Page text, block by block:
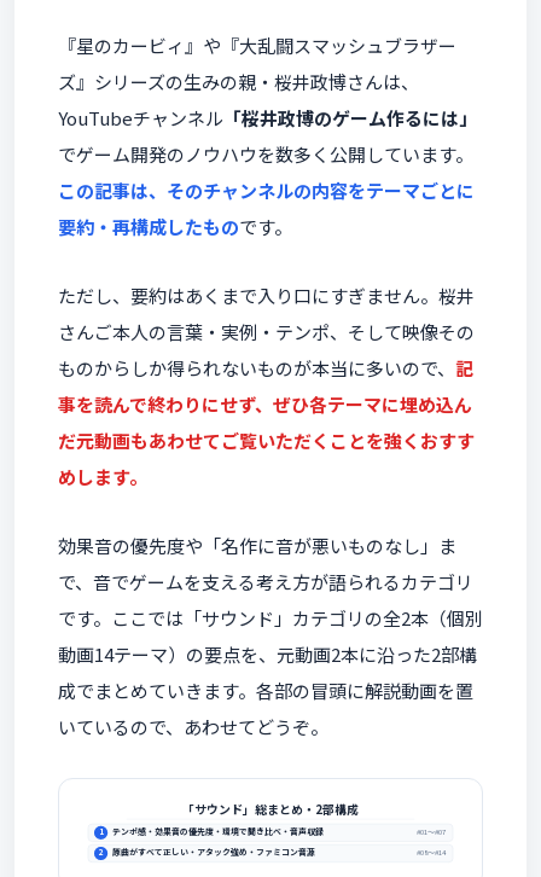
『星のカービィ』や『大乱闘スマッシュブラザー
ズ』シリーズの生みの親・桜井政博さんは、
YouTubeチャンネル 「桜井政博のゲーム作るには」
でゲーム開発のノウハウを数多く公開しています。
この記事は、そのチャンネルの内容をテーマごとに
要約・再構成したものです。
ただし、要約はあくまで入り口にすぎません。桜井
さんご本人の言葉・実例・テンポ、そして映像その
ものからしか得られないものが本当に多いので、 記
事を読んで終わりにせず、ぜひ各テーマに埋め込ん
だ元動画もあわせてご覧いただくことを強くおすす
めします。
効果音の優先度や「名作に音が悪いものなし」ま
で、音でゲームを支える考え方が語られるカテゴリ
です。ここでは「サウンド」カテゴリの全2本（個別
動画14テーマ）の要点を、元動画2本に沿った2部構
成でまとめていきます。各部の冒頭に解説動画を置
いているので、あわせてどうぞ。
「サウンド」総まとめ・2部構成
1 テンポ感・効果音の優先度・環境で聞き比べ・音声収録
#01〜#07
2
原曲がすべて正しい・アタック強め・ファミコン音源 #08〜#14